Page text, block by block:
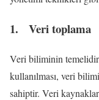
1. Veri toplama
Veri biliminin
kullanılması, veri
sahiptir. Veri